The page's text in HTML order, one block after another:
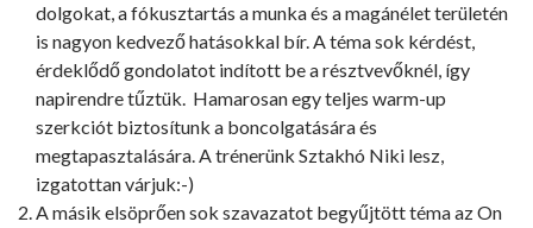
dolgokat, a fókusztartás a munka és a magánélet területén
is nagyon kedvező hatásokkal bír. A téma sok kérdést,
érdeklődő gondolatot indított be a résztvevőknél, így
napirendre tűztük. Hamarosan egy teljes warm-up
szerkciót biztosítunk a boncolgatására és
megtapasztalására. A trénerünk Sztakhó Niki lesz,
izgatottan várjuk:-)
A másik elsöprően sok szavazatot begyűjtött téma az On